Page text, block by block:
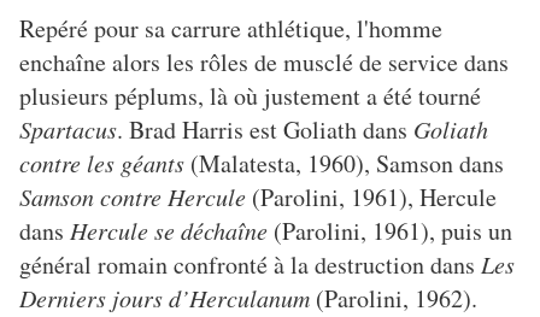
Repéré pour sa carrure athlétique, l'homme
enchaîne alors les rôles de musclé de service dans
plusieurs péplums, là où justement a été tourné
Spartacus. Brad Harris est Goliath dans Goliath
contre les géants (Malatesta, 1960), Samson dans
Samson contre Hercule (Parolini, 1961), Hercule
dans Hercule se déchaîne (Parolini, 1961), puis un
général romain confronté à la destruction dans Les
Derniers jours d’Herculanum (Parolini, 1962).